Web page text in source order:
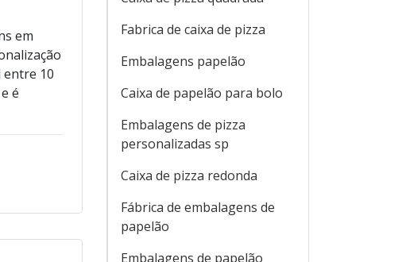
em
entre 10
é
Fabrica de caixa de pizza
Embalagens papelão
Caixa de papelão para bolo
Embalagens de pizza
personalizadas sp
Caixa de pizza redonda
Fábrica de embalagens de
papelão
Embalagens de papelão